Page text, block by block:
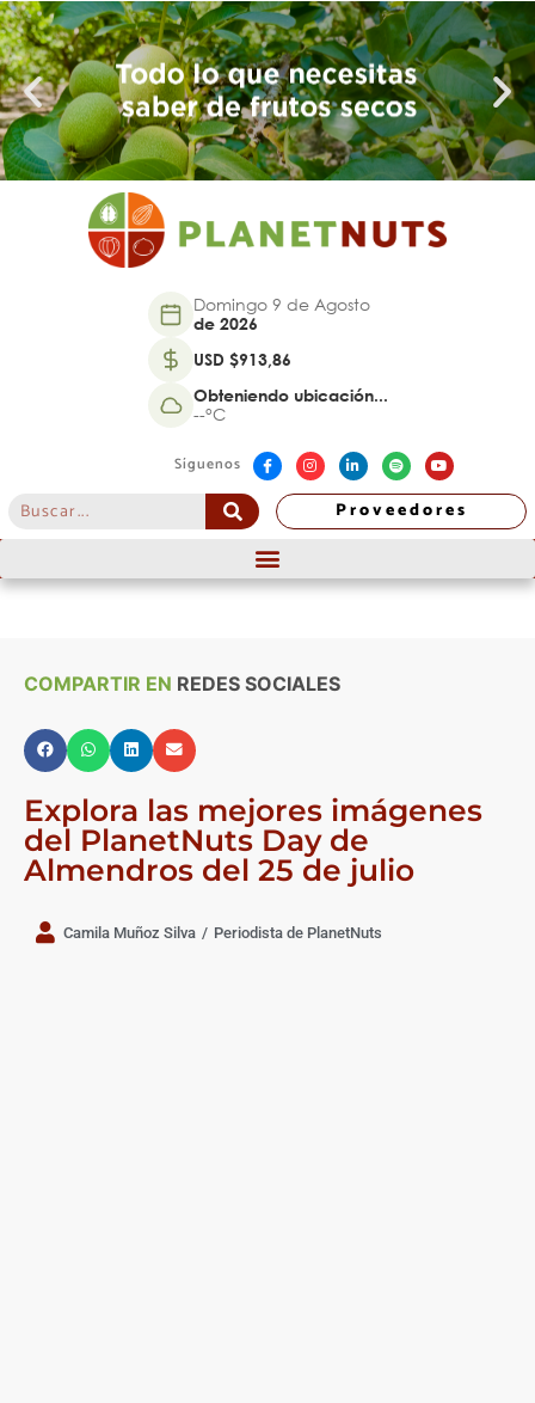
Domingo 9 de Agosto
de 2026
USD $913,86
Obteniendo ubicación...
--°C
Síguenos
Proveedores
COMPARTIR EN REDES SOCIALES
Explora las mejores imágenes
del PlanetNuts Day de
Almendros del 25 de julio
Camila Muñoz Silva / Periodista de PlanetNuts